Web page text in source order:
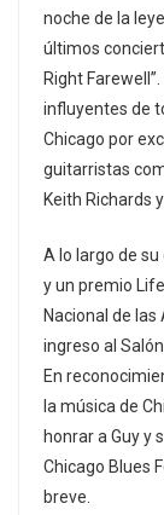
noche de la
últimos
Right
influyentes de
Chicago por
guitarristas
Keith Richards
A lo largo de
y un premio
Nacional de las
ingreso al
En
la música de
honrar a Guy y
Chicago Blues
breve.